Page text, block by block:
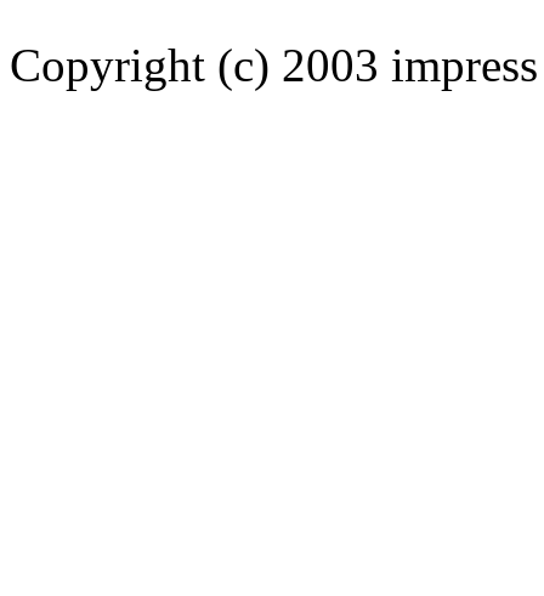
Copyright (c) 2003